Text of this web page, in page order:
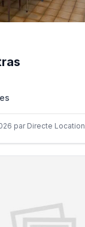
s
par Directe Location